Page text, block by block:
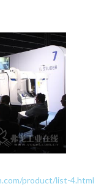
product/list-4.html